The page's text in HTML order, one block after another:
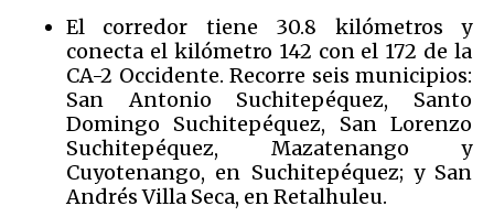
El corredor tiene 30.8 kilómetros y
conecta el kilómetro 142 con el 172 de la
CA-2 Occidente. Recorre seis municipios:
San Antonio Suchitepéquez, Santo
Domingo Suchitepéquez, San Lorenzo
Suchitepéquez, Mazatenango y
Cuyotenango, en Suchitepéquez; y San
Andrés Villa Seca, en Retalhuleu.